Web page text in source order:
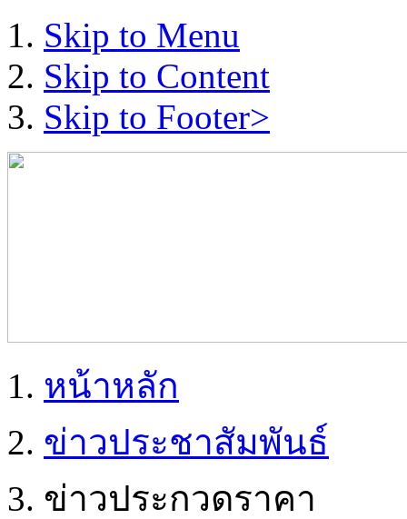
Skip to Menu
Skip to Content
Skip to Footer>
หน้าหลัก
ข่าวประชาสัมพันธ์
ข่าวประกวดราคา